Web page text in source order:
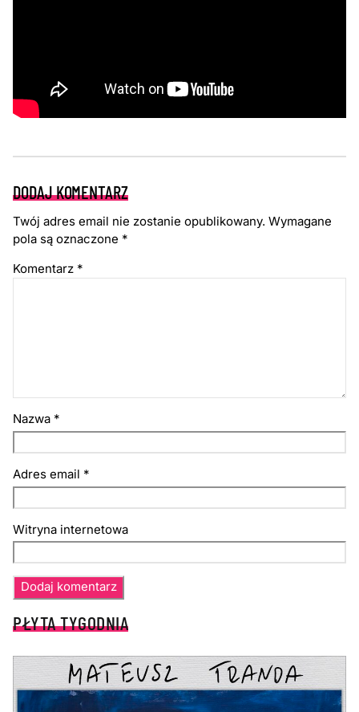
DODAJ KOMENTARZ
Twój adres email nie zostanie opublikowany. Wymagane
pola są oznaczone *
Komentarz *
Nazwa *
Adres email *
Witryna internetowa
PŁYTA TYGODNIA